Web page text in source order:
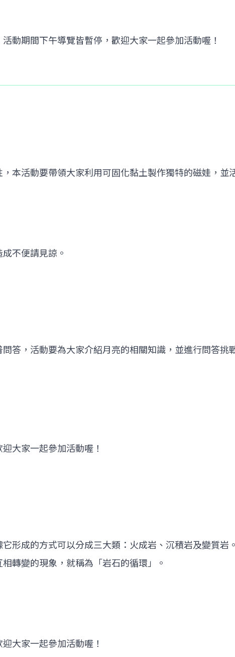
動期間下午導覽皆暫停，歡迎大家一起參加活動喔！
本活動要帶領大家利用可固化黏土製作獨特的磁娃，並
不便請見諒。
答，活動要為大家介紹月亮的相關知識，並進行問答挑
大家一起參加活動喔！
形成的方式可以分成三大類：火成岩、沉積岩及變質岩
轉變的現象，就稱為「岩石的循環」。
大家一起參加活動喔！